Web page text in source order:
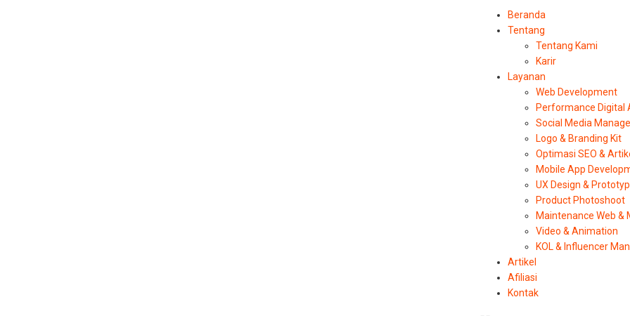
Beranda
Tentang
Tentang Kami
Karir
Layanan
Web Development
Performance Digital
Social Media
Logo & Branding Kit
Optimasi SEO &
Mobile App
UX Design &
Product Photoshoot
Maintenance Web &
Video & Animation
KOL & Influencer
Artikel
Afiliasi
Kontak